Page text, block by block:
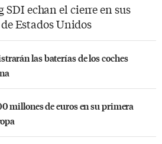
SDI echan el cierre en sus
Estados Unidos
las baterías de los coches
millones de euros en su primera